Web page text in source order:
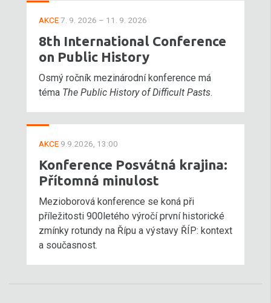
AKCE7. 9. 2026 – 11. 9. 2026
8th International Conference
on Public History
Osmý ročník mezinárodní konference má
téma The Public History of Difficult Pasts.
AKCE 9.9.2026, 13:00
Konference Posvátná krajina:
Přítomná minulost
Mezioborová konference se koná při
příležitosti 900letého výročí první historické
zmínky rotundy na Řípu a výstavy ŘÍP: kontext
a současnost.